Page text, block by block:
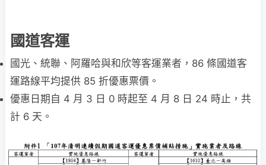
國道客運
國光、統聯、阿羅哈與和欣等客運業者，86 條國道客
運路線平均提供 85 折優惠票價。
優惠日期自 4 月 3 日 0 時起至 4 月 8 日 24 時止，共
計 6 天。